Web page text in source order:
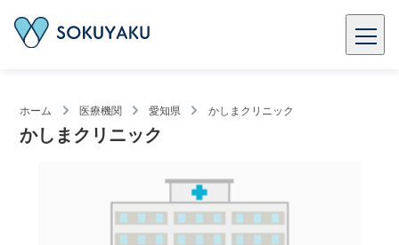
ホーム 医療機関 愛知県 かしまクリニック
かしまクリニック